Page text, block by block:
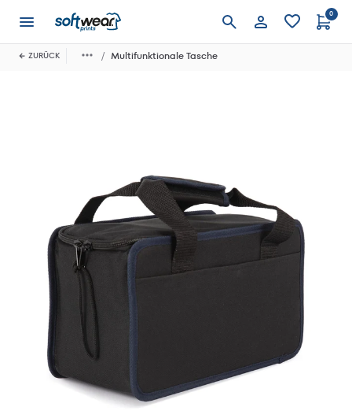
Anmelden
0
ZURÜCK Multifunktionale Tasche